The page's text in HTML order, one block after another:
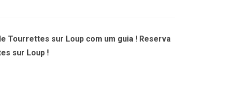
Tourrettes sur Loup com um guia ! Reserva
sur Loup !